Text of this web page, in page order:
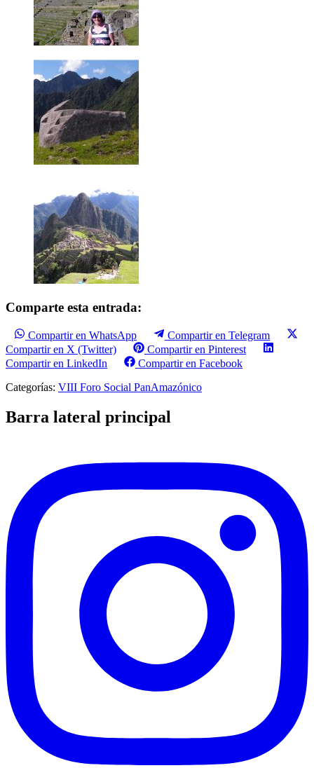
Comparte esta entrada:
Compartir en WhatsApp
Compartir en Telegram
Compartir en X (Twitter)
Compartir en Pinterest
Compartir en LinkedIn
Compartir en Facebook
Categorías: VIII Foro Social PanAmazónico
Barra lateral principal